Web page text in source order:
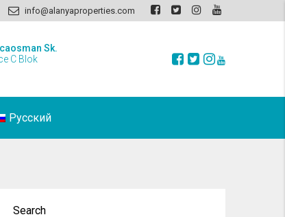
info@alanyaproperties.com
Sk.
C Blok
Русский
Search